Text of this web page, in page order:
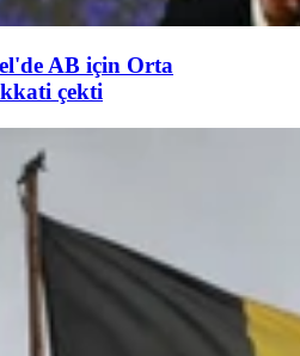
AB için Orta
çekti